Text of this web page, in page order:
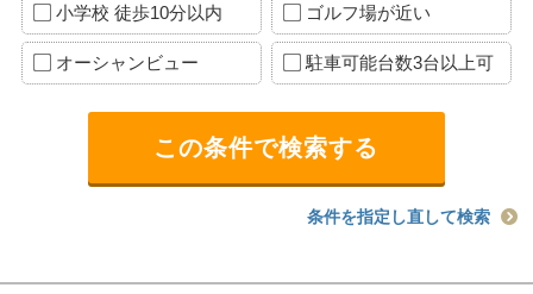
小学校 徒歩10分以内 ゴルフ場が近い
オーシャンビュー 駐車可能台数3台以上可
条件を指定し直して検索